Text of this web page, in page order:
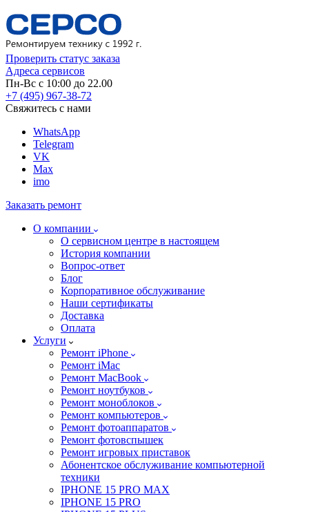
Проверить статус заказа
Адреса сервисов
Пн-Вс с 10:00 до 22.00
+7 (495) 967-38-72
Свяжитесь с нами
WhatsApp
Telegram
VK
Max
imo
Заказать ремонт
О компании
О сервисном центре в настоящем
История компании
Вопрос-ответ
Блог
Корпоративное обслуживание
Наши сертификаты
Доставка
Оплата
Услуги
Ремонт iPhone
Ремонт iMac
Ремонт MacBook
Ремонт ноутбуков
Ремонт моноблоков
Ремонт компьютеров
Ремонт фотоаппаратов
Ремонт фотовспышек
Ремонт игровых приставок
Абонентское обслуживание компьютерной
техники
IPHONE 15 PRO MAX
IPHONE 15 PRO